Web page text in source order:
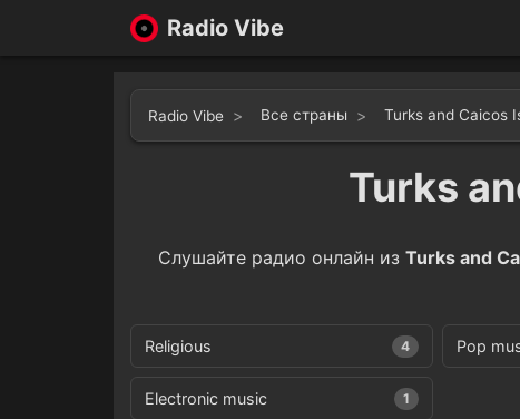
Radio Vibe
Radio Vibe Все страны Turks and Caicos
Turks
Слушайте радио онлайн из Turks and
Religious 4 Pop
Electronic music 1